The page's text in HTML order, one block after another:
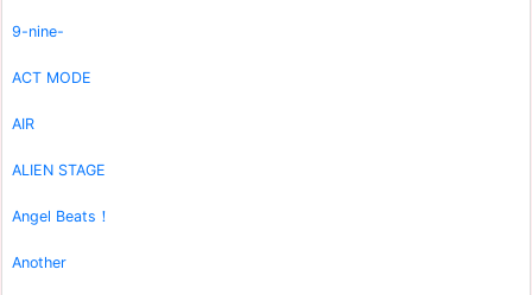
9-nine-
ACT MODE
AIR
ALIEN STAGE
Angel Beats！
Another